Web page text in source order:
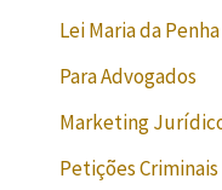
Lei Maria da
Para Advogados
Marketing
Petições Criminais